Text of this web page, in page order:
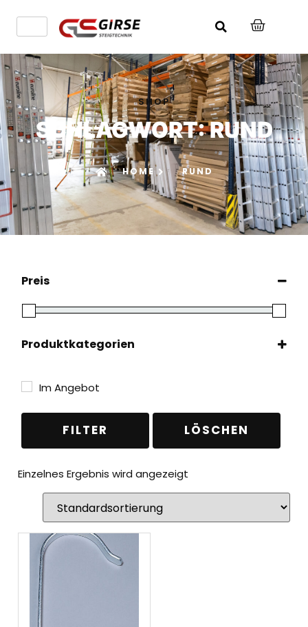
SHOP
SCHLAGWORT: RUND
HOME RUND
Preis
Produktkategorien
Zubehör & Ersatzteile
Im Angebot
FILTER LÖSCHEN
Einzelnes Ergebnis wird angezeigt